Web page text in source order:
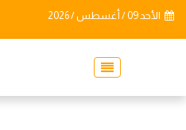
الأحد 09 / أغسطس / 2026